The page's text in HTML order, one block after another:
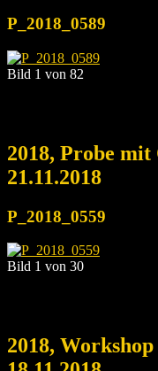
P_2018_0589
Bild 1 von 82
2018, Probe
21.11.2018
P_2018_0559
Bild 1 von 30
2018,